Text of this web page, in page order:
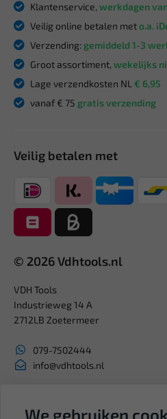
Klantenservice, werkdagen
Veilig online betalen meto.a.
Verzending: gemiddeld 1-3
Groot assortiment, wekelijks
Lage verzendkosten NL € 6,95
vanaf € 75 gratis verzending
Veilig betalen met
© 2026 Vdhtools.nl
VDH Tools
Industrieweg 14 A
2712LB Zoetermeer
079-7502444
info@vdhtools.nl
BTW: NL819958657B01
We gebruiken